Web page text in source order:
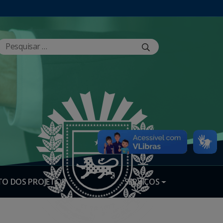
DOS PROJETOS SERVIÇOS